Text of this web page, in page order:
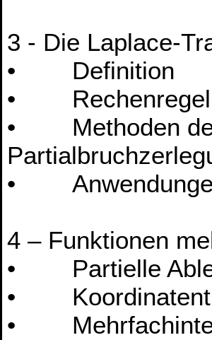
3 - Die Laplace-
• Definition
•
• Methoden der
•
4 – Funktionen
• Partielle
•
•